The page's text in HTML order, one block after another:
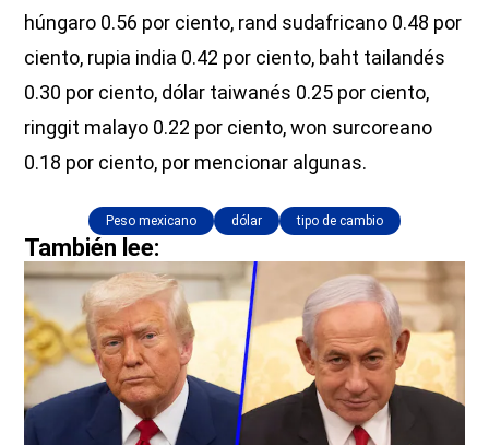
húngaro 0.56 por ciento, rand sudafricano 0.48 por
ciento, rupia india 0.42 por ciento, baht tailandés
0.30 por ciento, dólar taiwanés 0.25 por ciento,
ringgit malayo 0.22 por ciento, won surcoreano
0.18 por ciento, por mencionar algunas.
Peso mexicano dólar tipo de cambio
También lee: